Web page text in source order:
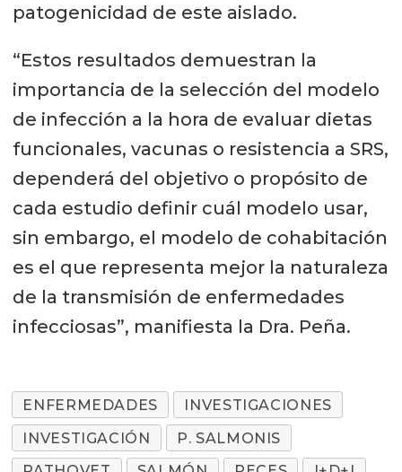
patogenicidad de este aislado.
“Estos resultados demuestran la
importancia de la selección del modelo
de infección a la hora de evaluar dietas
funcionales, vacunas o resistencia a SRS,
dependerá del objetivo o propósito de
cada estudio definir cuál modelo usar,
sin embargo, el modelo de cohabitación
es el que representa mejor la naturaleza
de la transmisión de enfermedades
infecciosas”, manifiesta la Dra. Peña.
ENFERMEDADES
INVESTIGACIONES
INVESTIGACIÓN
P. SALMONIS